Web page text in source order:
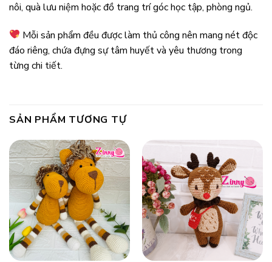
nôi, quà lưu niệm hoặc đồ trang trí góc học tập, phòng ngủ.
Mỗi sản phẩm đều được làm thủ công nên mang nét độc
đáo riêng, chứa đựng sự tâm huyết và yêu thương trong
từng chi tiết.
SẢN PHẨM TƯƠNG TỰ